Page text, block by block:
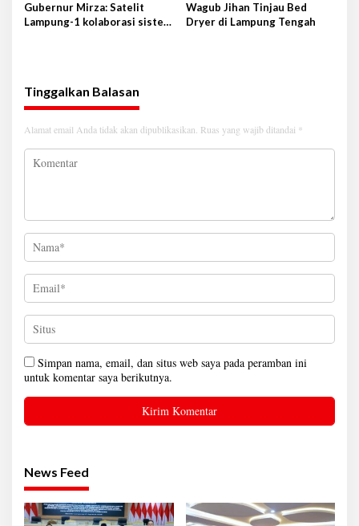
Gubernur Mirza: Satelit
Lampung-1 kolaborasi sister
Wagub Jihan Tinjau Bed
Dryer di Lampung Tengah
Tinggalkan Balasan
Alamat email Anda tidak akan dipublikasikan. Ruas yang wajib ditandai *
Simpan nama, email, dan situs web saya pada peramban ini
untuk komentar saya berikutnya.
News Feed